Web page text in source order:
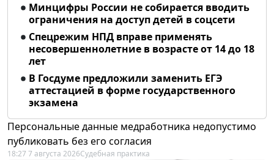
Минцифры России не собирается вводить
ограничения на доступ детей в соцсети
Спецрежим НПД вправе применять
несовершеннолетние в возрасте от 14 до 18
лет
В Госдуме предложили заменить ЕГЭ
аттестацией в форме государственного
экзамена
Персональные данные медработника недопустимо
публиковать без его согласия
18:27 7 августа 2026Судебная практика